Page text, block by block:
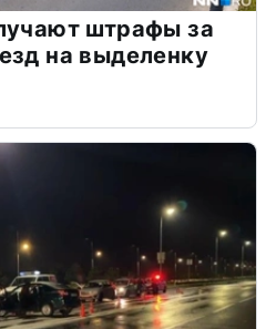
штрафы за
на выделенку